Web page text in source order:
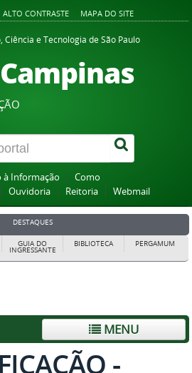
ALTO CONTRASTE MAPA DO SITE
Ciência e Tecnologia de São Paulo
à Informação
Como
Ouvidoria Reitoria Webmail
DESTAQUES
GUIA DO
INGRESSANTE
BIBLIOTECA PERGAMUM
MENU
-